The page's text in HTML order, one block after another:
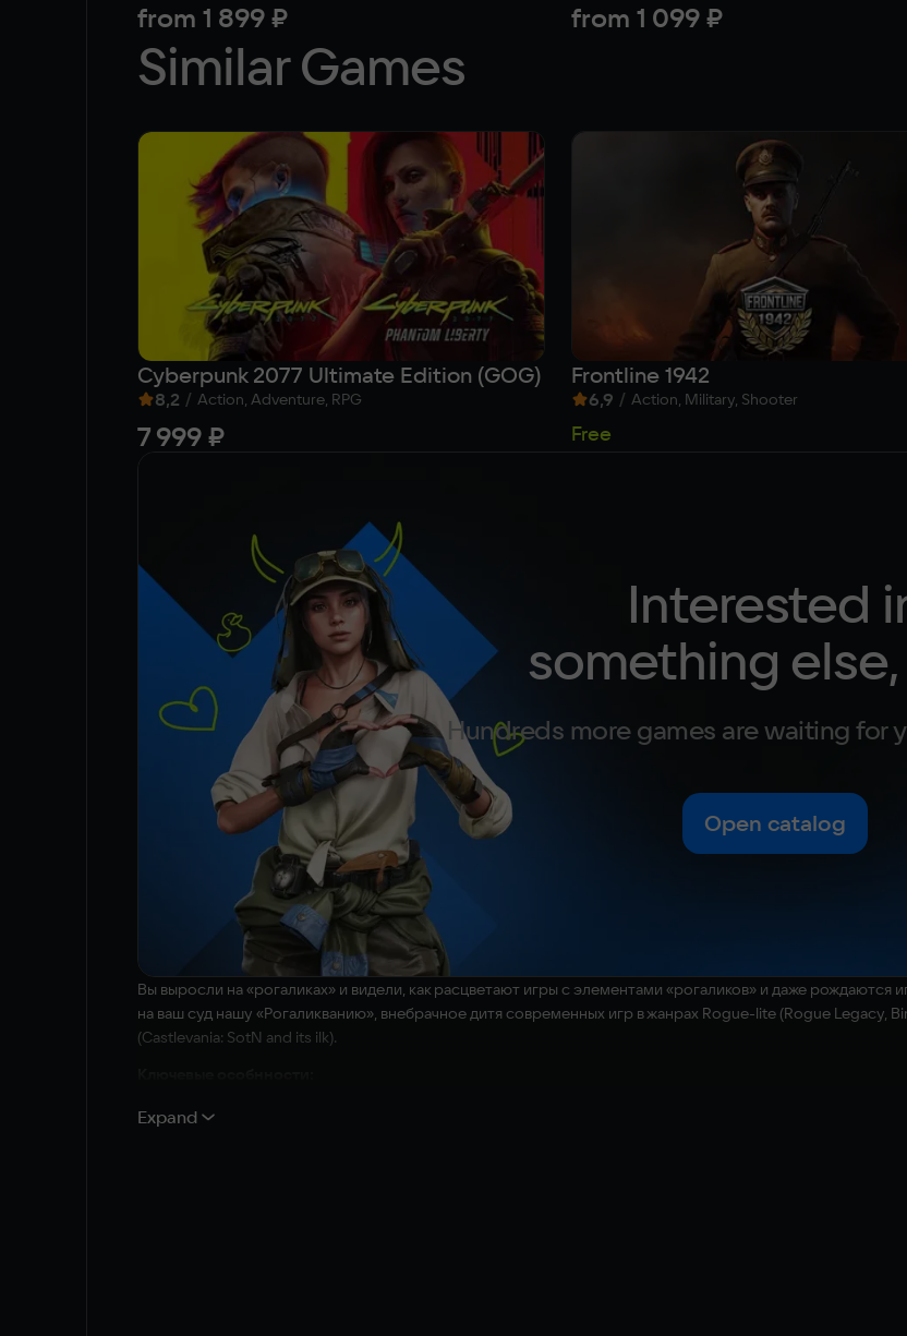
from 1 899 ₽ from 1 099 ₽
Similar Games
Cyberpunk 2077 Ultimate Edition (GOG)
8,2 / Action, Adventure, RPG
7 999 ₽
Frontline 1942
6,9 / Action, Military, Shooter
Free
Interested
something else,
Hundreds more games are waiting for
Open catalog
Вы выросли на «рогаликах» и видели, как расцветают игры с элементами «рогаликов» и даже
на ваш суд нашу «Рогаликванию», внебрачное дитя современных игр в жанрах Rogue-lite (Rogue Legacy,
(Castlevania: SotN and its ilk).
«Рогаликвания»: исследования паутины взаимосвязей игрового мира, с каждым разом заходящие
Expand